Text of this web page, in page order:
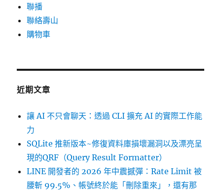
聯播
聯絡壽山
購物車
近期文章
讓 AI 不只會聊天：透過 CLI 擴充 AI 的實際工作能
力
SQLite 推新版本~修復資料庫損壞漏洞以及漂亮呈
現的QRF（Query Result Formatter）
LINE 開發者的 2026 年中震撼彈：Rate Limit 被
腰斬 99.5%、帳號終於能「刪除重來」，還有那